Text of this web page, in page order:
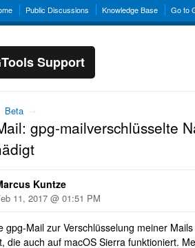
Public Discussions Knowledge Base Go to
Support
Beta →
gpg-mailverschlüsselte
Kuntze
11, 2017 @ 01:51 PM
gpg-Mail zur Verschlüsselung meiner
die auch auf macOS Sierra funktioniert.